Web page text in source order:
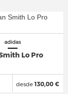
adidas
Lo Pro
desde130,00 €